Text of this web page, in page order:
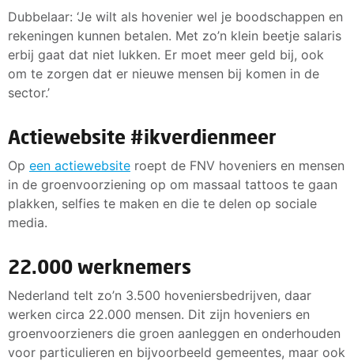
Dubbelaar: ‘Je wilt als hovenier wel je boodschappen en
rekeningen kunnen betalen. Met zo’n klein beetje salaris
erbij gaat dat niet lukken. Er moet meer geld bij, ook
om te zorgen dat er nieuwe mensen bij komen in de
sector.’
Actiewebsite #ikverdienmeer
Op een actiewebsite roept de FNV hoveniers en mensen
in de groenvoorziening op om massaal tattoos te gaan
plakken, selfies te maken en die te delen op sociale
media.
22.000 werknemers
Nederland telt zo’n 3.500 hoveniersbedrijven, daar
werken circa 22.000 mensen. Dit zijn hoveniers en
groenvoorzieners die groen aanleggen en onderhouden
voor particulieren en bijvoorbeeld gemeentes, maar ook